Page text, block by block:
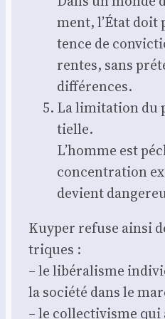
ment, l’État
tence de
rentes, sans
dif­fé­rences.
La limi­ta­tion du
tielle.
L’homme est
concen­tra­tion
devient
Kuy­per refuse ain­si
triques :
– le libé­ra­lisme
la socié­té dans le
– le col­lec­ti­visme qui